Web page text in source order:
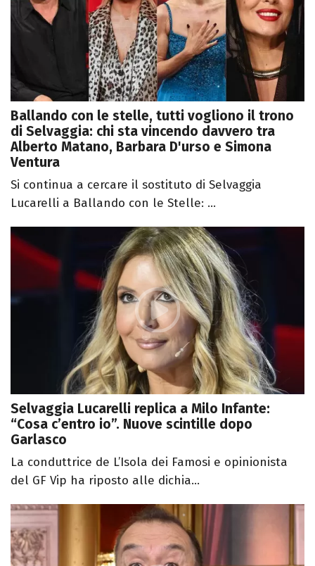
Ballando con le stelle, tutti vogliono il trono
di Selvaggia: chi sta vincendo davvero tra
Alberto Matano, Barbara D'urso e Simona
Ventura
Si continua a cercare il sostituto di Selvaggia
Lucarelli a Ballando con le Stelle: ...
Selvaggia Lucarelli replica a Milo Infante:
“Cosa c’entro io”. Nuove scintille dopo
Garlasco
La conduttrice de L’Isola dei Famosi e opinionista
del GF Vip ha riposto alle dichia...